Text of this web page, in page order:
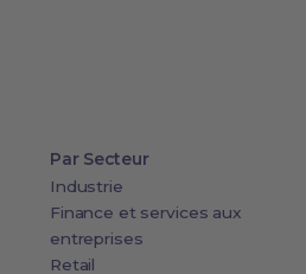
Par Secteur
Industrie
Finance et services aux
entreprises
Retail